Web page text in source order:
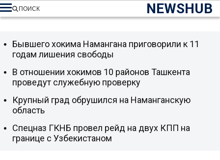
NEWSHUB
ПОИСК
Бывшего хокима Намангана приговорили к 11
годам лишения свободы
В отношении хокимов 10 районов Ташкента
проведут служебную проверку
Крупный град обрушился на Наманганскую
область
Спецназ ГКНБ провел рейд на двух КПП на
границе с Узбекистаном